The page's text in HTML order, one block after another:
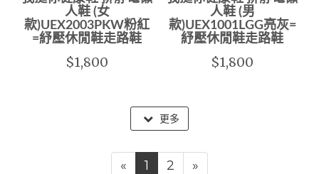
人鞋 (女
款)UEX2003PKW粉紅
=紓壓休閒鞋走路鞋
$1,800
人鞋 (男
款)UEX1001LGG亮灰=
紓壓休閒鞋走路鞋
$1,800
更多
« 1 2 »